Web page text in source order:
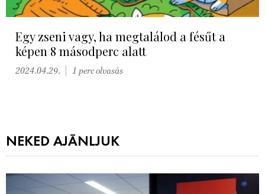
Egy zseni vagy, ha megtalálod a fésűt a
képen 8 másodperc alatt
2024.04.29. 1 perc olvasás
NEKED AJÁNLJUK